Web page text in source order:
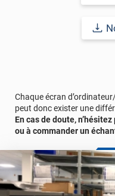
Afin de vous rendre
véritable, nous vous
Chaque écran
peut donc exister une
En cas de doute,
ou à commander un